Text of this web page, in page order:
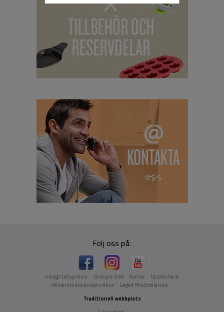
Följ oss på:
Integritetspolicy Groupe Seb Karriär
Uppfinnare
Allmänna användarvillkor
Legalt Meddelande
Traditionell webbplats